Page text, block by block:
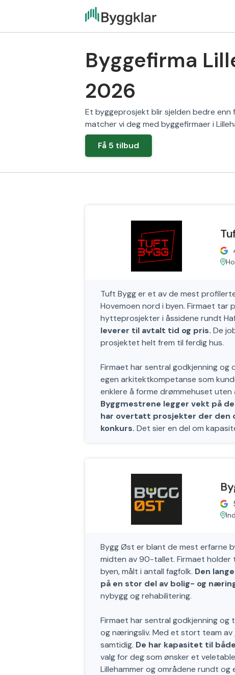
Byggefirma
2026
Et byggeprosjekt blir sjelden bedre enn
matcher vi deg med byggefirmaer i
Få 5 tilbud
Tuft Bygg er et av de mest
Hovemoen nord i byen. Firmaet tar
hytteprosjekter i åssidene rundt
leverer til avtalt tid og pris. De
prosjektet helt frem til ferdig hus.
Firmaet har sentral godkjenning og
egen arkitektkompetanse som
enklere å forme drømmehuset
Byggmestrene legger vekt på
har overtatt prosjekter der den
konkurs. Det sier en del om
Bygg Øst er blant de mest erfarne
midten av 90-tallet. Firmaet holder
byen, målt i antall fagfolk. Den
på en stor del av bolig- og
nybygg og rehabilitering.
Firmaet har sentral godkjenning
og næringsliv. Med et stort team av
samtidig. De har kapasitet til
valg for deg som ønsker et
Lillehammer og områdene rundt og